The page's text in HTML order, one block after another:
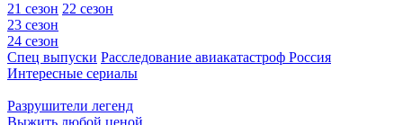
21 сезон 22 сезон
23 сезон
24 сезон
Спец выпуски Расследование авиакатастроф Россия
Интересные сериалы
Разрушители легенд
Выжить любой ценой